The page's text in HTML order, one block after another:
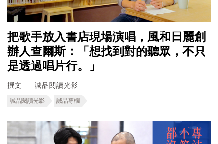
把歌手放入書店現場演唱，風和日麗創
辦人查爾斯：「想找到對的聽眾，不只
是透過唱片行。」
撰文 誠品閱讀光影
誠品閱讀光影 誠品專欄